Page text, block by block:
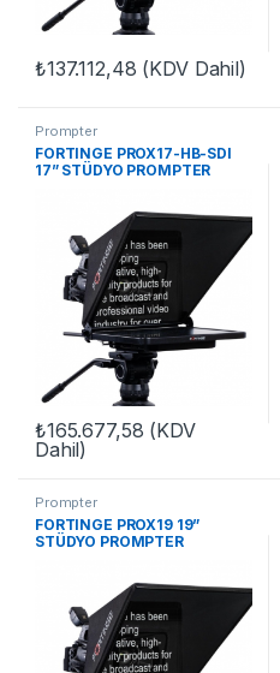
₺137.112,48 (KDV Dahil)
Prompter
FORTINGE PROX17-HB-SDI
17” STÜDYO PROMPTER
₺165.677,58 (KDV
Dahil)
Prompter
FORTINGE PROX19 19”
STÜDYO PROMPTER